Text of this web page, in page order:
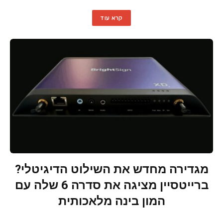
קרא עוד
מגדירה מחדש את השילוט הדיגיטלי?
ברייטסיין מציגה את סדרה 6 שלה עם
המון בינה מלאכותית